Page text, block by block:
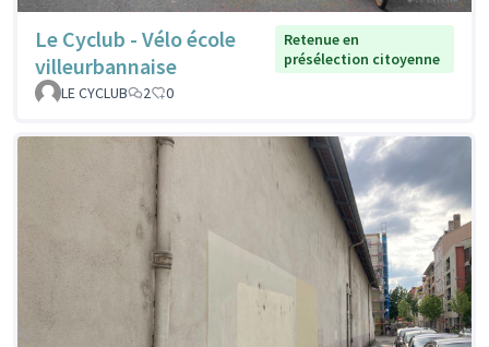
Le Cyclub - Vélo école
villeurbannaise
Retenue en
présélection citoyenne
LE CYCLUB
2 0